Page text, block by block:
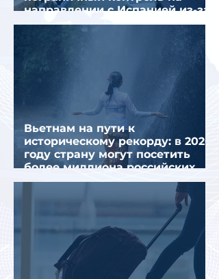
направлении с Испанией из-за
миграционного кризиса
Вьетнам на пути к
историческому рекорду: в 2026
году страну могут посетить
более миллиона российских
туристов